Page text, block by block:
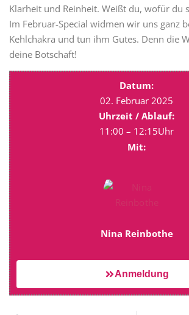
Klarheit und Reinheit. Weißt du, wofür du
Im Februar-Special widmen wir uns ganz
Kehlchakra und tun ihm Gutes. Denn die
deine Botschaft!
Datum:
02. Februar 2025
Uhrzeit / Ablauf:
11:00 – 12:15Uhr
Mit:
Nina Reinbothe
Anmeldung